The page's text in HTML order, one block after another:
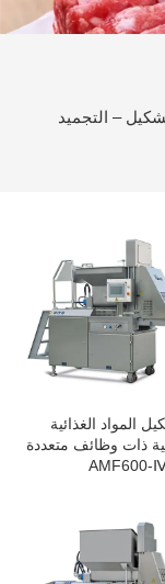
– التجميد
المواد الغذائية
ذات وظائف متعددة
AMF600-